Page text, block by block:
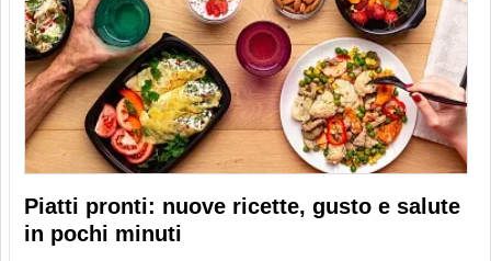
Piatti pronti: nuove ricette, gusto e salute
in pochi minuti